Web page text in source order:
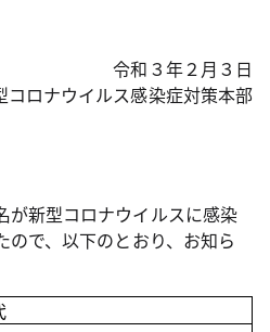
令和３年２月３日
コロナウイルス感染症対策本部
が新型コロナウイルスに感染
ので、以下のとおり、お知ら